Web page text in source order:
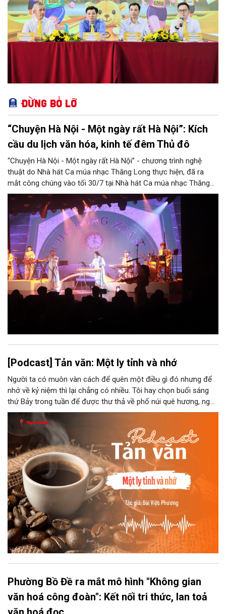
Đừng bỏ lỡ
“Chuyện Hà Nội - Một ngày rất Hà Nội”: Kích
cầu du lịch văn hóa, kinh tế đêm Thủ đô
“Chuyện Hà Nội - Một ngày rất Hà Nội” - chương trình nghệ
thuật do Nhà hát Ca múa nhạc Thăng Long thực hiện, đã ra
mắt công chúng vào tối 30/7 tại Nhà hát Ca múa nhạc Thăng
Long (số 31 - 33 phố Lương Văn Can, phường Hoàn Kiếm).
[Podcast] Tản văn: Một ly tỉnh và nhớ
Người ta có muôn vàn cách để quên một điều gì đó nhưng để
nhớ về kỷ niệm thì lại chẳng có nhiều. Tôi hay chọn buổi sáng
thứ Bảy trong tuần để được thư thả về phố núi quê hương, ngồi
đợi giọt đắng của đất đai, mưa nắng điểm từng nhịp xuống
chiếc ly sứ như đợi thời gian mở cánh cửa diệu kì của mình.
Phường Bồ Đề ra mắt mô hình "Không gian
văn hoá công đoàn": Kết nối tri thức, lan toả